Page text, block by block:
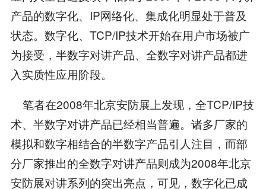
产品的数字化、IP网络化、集成化明显处于普及
状态。数字化、TCP/IP技术开始在用户市场被广
为接受，半数字对讲产品、全数字对讲产品都进
入实质性应用阶段。
笔者在2008年北京安防展上发现，全TCP/IP技
术、半数字对讲产品已经相当普遍。诸多厂家的
模拟和数字相结合的半数字产品引人注目，而部
分厂家推出的全数字对讲产品则成为2008年北京
安防展对讲系列的突出亮点，可见，数字化已成